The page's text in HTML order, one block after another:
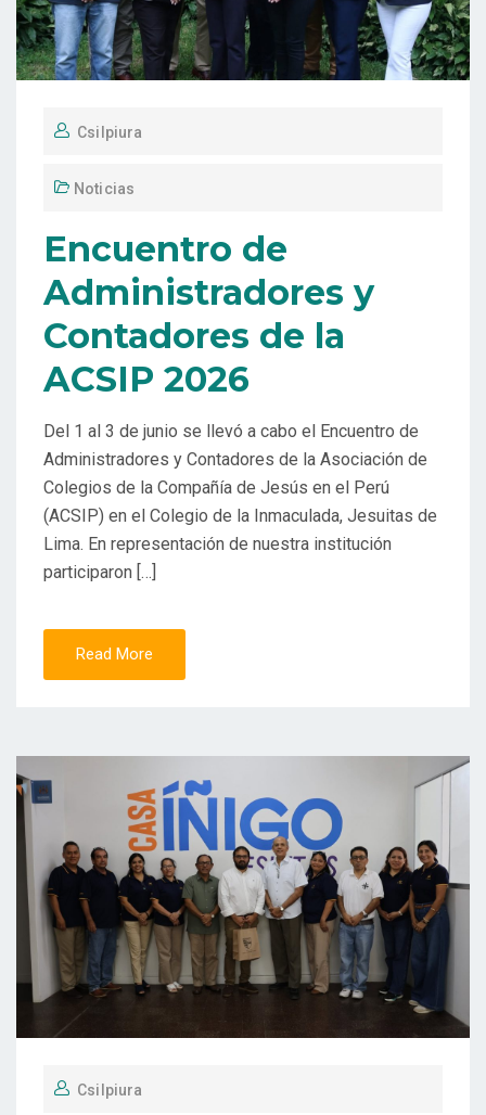
Csilpiura
Noticias
Encuentro de
Administradores y
Contadores de la
ACSIP 2026
Del 1 al 3 de junio se llevó a cabo el Encuentro de
Administradores y Contadores de la Asociación de
Colegios de la Compañía de Jesús en el Perú
(ACSIP) en el Colegio de la Inmaculada, Jesuitas de
Lima. En representación de nuestra institución
participaron […]
Read More
Csilpiura